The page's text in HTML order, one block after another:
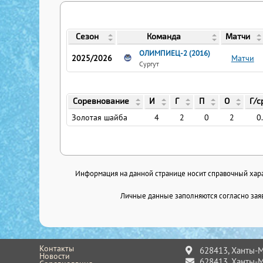
Сезон Команда Матчи
2025/2026 ОЛИМПИЕЦ-2 (2016)
Сургут
Матчи
Соревнование И Г П О Г/
Золотая шайба 4 2 0 2
Информация на данной странице носит справочный
Личные данные заполняются согласно
Контакты
Новости
628413, Ханты-